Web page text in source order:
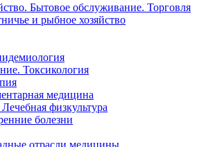
Бытовое обслуживание. Торговля
и рыбное хозяйство
Токсикология
медицина
физкультура
болезни
отрасли медицины